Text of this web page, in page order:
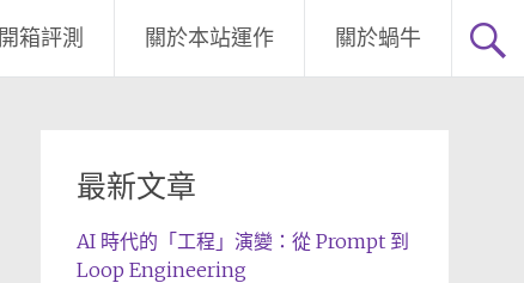
開箱評測 關於本站運作 關於蝸牛
最新文章
AI 時代的「工程」演變：從 Prompt 到
Loop Engineering